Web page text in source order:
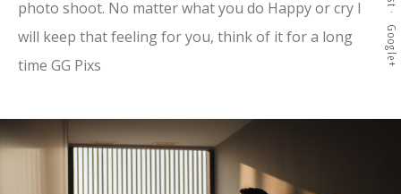
Google+
photo shoot. No matter what you do Happy or cry I
will keep that feeling for you, think of it for a long
time GG Pixs